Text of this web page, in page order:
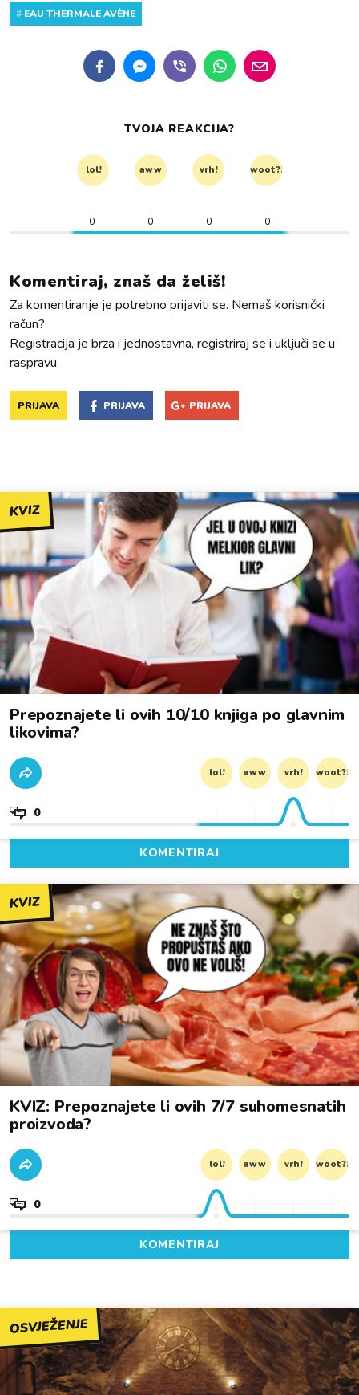
# EAU THERMALE AVÈNE
TVOJA REAKCIJA?
lol! aww vrh! woot?!
0 0 0 0
Komentiraj, znaš da želiš!
Za komentiranje je potrebno prijaviti se. Nemaš korisnički
račun?
Registracija je brza i jednostavna, registriraj se i uključi se u
raspravu.
PRIJAVA PRIJAVA PRIJAVA
KVIZ
Prepoznajete li ovih 10/10 knjiga po glavnim
likovima?
lol! aww vrh! woot?!
0
KOMENTIRAJ
KVIZ
KVIZ: Prepoznajete li ovih 7/7 suhomesnatih
proizvoda?
lol! aww vrh! woot?!
0
KOMENTIRAJ
OSVJEŽENJE